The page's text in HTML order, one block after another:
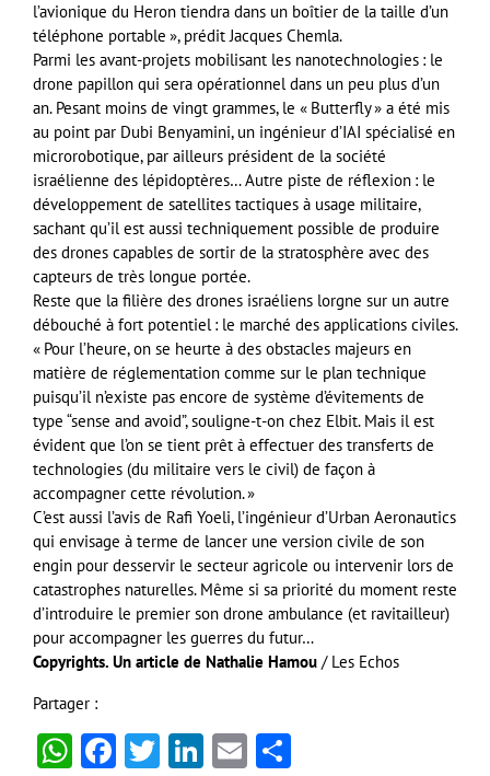
l’avionique du Heron tiendra dans un boîtier de la taille d’un
téléphone portable », prédit Jacques Chemla.
Parmi les avant-projets mobilisant les nanotechnologies : le
drone papillon qui sera opérationnel dans un peu plus d’un
an. Pesant moins de vingt grammes, le « Butterfly » a été mis
au point par Dubi Benyamini, un ingénieur d’IAI spécialisé en
microrobotique, par ailleurs président de la société
israélienne des lépidoptères… Autre piste de réflexion : le
développement de satellites tactiques à usage militaire,
sachant qu’il est aussi techniquement possible de produire
des drones capables de sortir de la stratosphère avec des
capteurs de très longue portée.
Reste que la filière des drones israéliens lorgne sur un autre
débouché à fort potentiel : le marché des applications civiles.
« Pour l’heure, on se heurte à des obstacles majeurs en
matière de réglementation comme sur le plan technique
puisqu’il n’existe pas encore de système d’évitements de
type “sense and avoid”, souligne-t-on chez Elbit. Mais il est
évident que l’on se tient prêt à effectuer des transferts de
technologies (du militaire vers le civil) de façon à
accompagner cette révolution. »
C’est aussi l’avis de Rafi Yoeli, l’ingénieur d’Urban Aeronautics
qui envisage à terme de lancer une version civile de son
engin pour desservir le secteur agricole ou intervenir lors de
catastrophes naturelles. Même si sa priorité du moment reste
d’introduire le premier son drone ambulance (et ravitailleur)
pour accompagner les guerres du futur…
Copyrights. Un article de Nathalie Hamou / Les Echos
Partager :
WhatsApp
Facebook
Twitter
LinkedIn
Email